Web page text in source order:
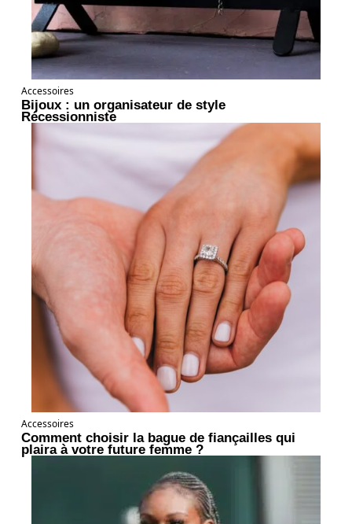
Accessoires
Bijoux : un organisateur de style
Récessionniste
Accessoires
Comment choisir la bague de fiançailles qui
plaira à votre future femme ?